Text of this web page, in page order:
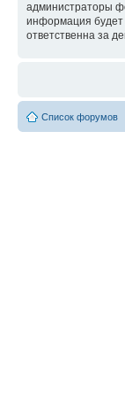
администраторы
информация будет
ответственна за
Список форумов